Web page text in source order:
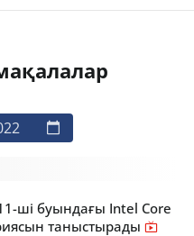
ші буындағы Intel Core
таныстырады